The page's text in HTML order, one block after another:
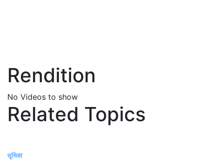
Rendition
No Videos to show
Related Topics
ভূমিকা